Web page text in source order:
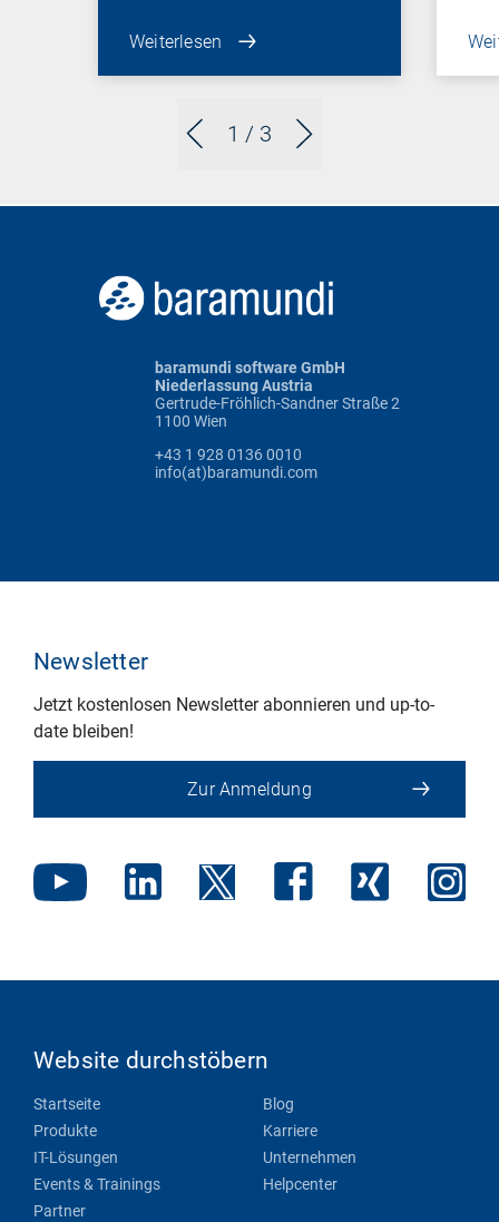
1 / 3
Weiterlesen
baramundi software GmbH
Niederlassung Austria
Gertrude-Fröhlich-Sandner Straße 2
1100 Wien
+43 1 928 0136 0010
info(at)baramundi.com
Newsletter
Jetzt kostenlosen Newsletter abonnieren und up-to-
date bleiben!
Zur Anmeldung
Website durchstöbern
Startseite
Produkte
IT-Lösungen
Events & Trainings
Partner
Blog
Karriere
Unternehmen
Helpcenter